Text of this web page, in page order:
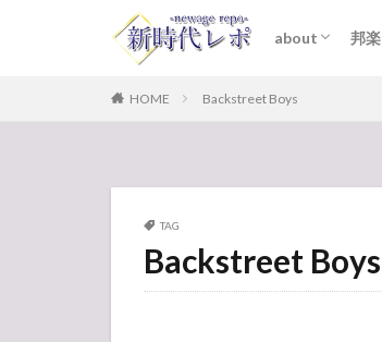
about 邦楽
HOME Backstreet Boys
TAG
Backstreet Boys